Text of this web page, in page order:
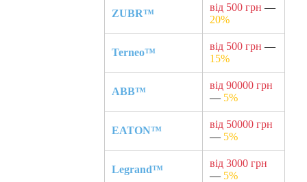
ZUBR™
від 500 грн —
20%
Terneo™
від 500 грн —
15%
ABB™
від 90000 грн
— 5%
EATON™
від 50000 грн
— 5%
Legrand™
від 3000 грн
— 5%